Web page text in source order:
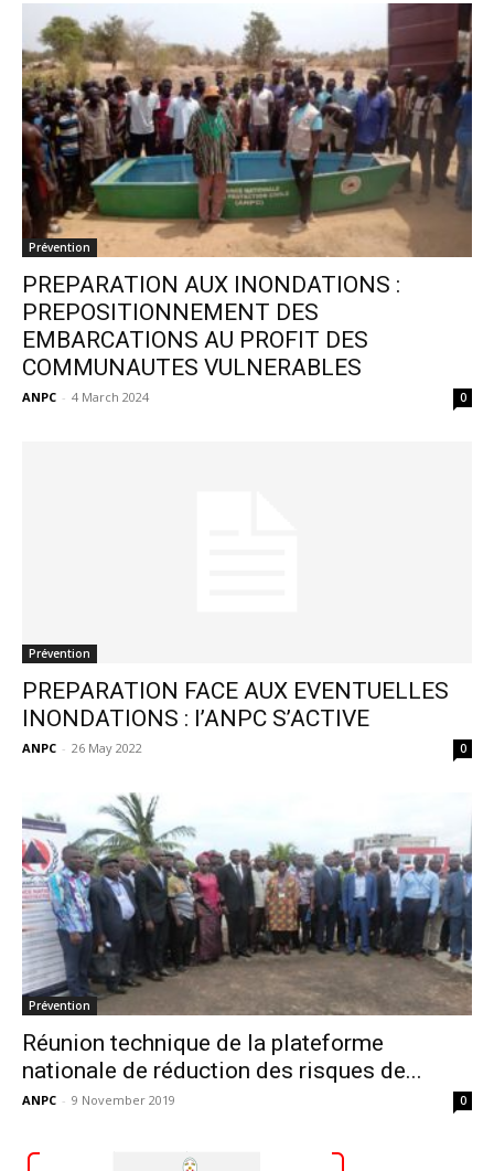
Prévention
PREPARATION AUX INONDATIONS :
PREPOSITIONNEMENT DES
EMBARCATIONS AU PROFIT DES
COMMUNAUTES VULNERABLES
ANPC - 4 March 2024 0
Prévention
PREPARATION FACE AUX EVENTUELLES
INONDATIONS : l’ANPC S’ACTIVE
ANPC - 26 May 2022 0
Prévention
Réunion technique de la plateforme
nationale de réduction des risques de...
ANPC - 9 November 2019 0